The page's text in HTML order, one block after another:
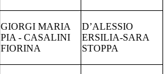
GIORGI MARIA
PIA - CASALINI
FIORINA
D’ALESSIO
ERSILIA-SARA
STOPPA